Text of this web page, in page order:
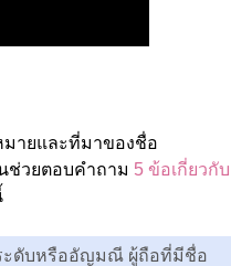
ายและที่มาของชื่อ
ช่วยตอบคำถาม 5 ข้อเกี่ยวกับ
ะดับหรืออัญมณี ผู้ถือที่มีชื่อ